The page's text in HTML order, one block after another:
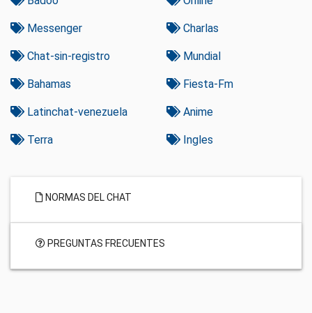
Messenger Charlas
Chat-sin-registro Mundial
Bahamas Fiesta-Fm
Latinchat-venezuela Anime
Terra Ingles
NORMAS DEL CHAT
PREGUNTAS FRECUENTES